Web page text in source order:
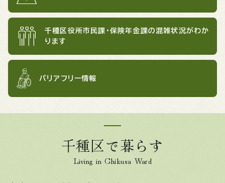
千種区役所市民課・保険年金課の混雑状況がわか
ります
バリアフリー情報
千種区で暮らす
Living in Chikusa Ward